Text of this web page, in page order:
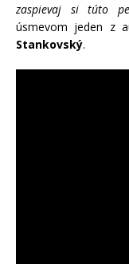
zaspievaj si túto
úsmevom jeden z
Stankovský.